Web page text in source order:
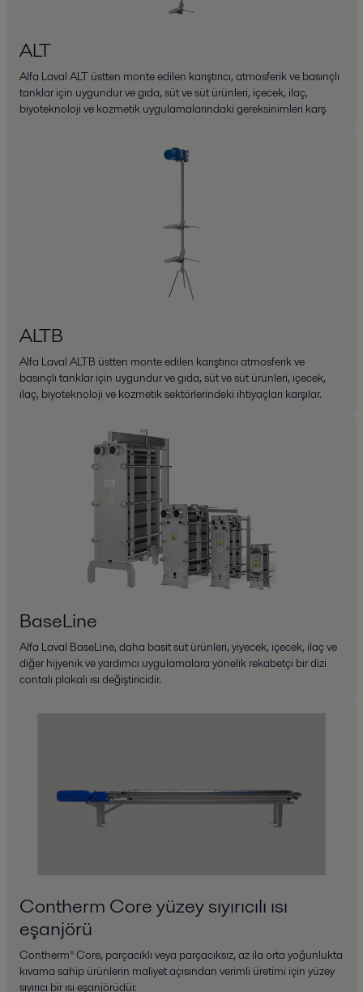
ALT
Alfa Laval ALT üstten monte edilen karıştırıcı, atmosferik ve basınçlı
tanklar için uygundur ve gıda, süt ve süt ürünleri, içecek, ilaç,
biyoteknoloji ve kozmetik uygulamalarındaki gereksinimleri karş
ALTB
Alfa Laval ALTB üstten monte edilen karıştırıcı atmosferik ve
basınçlı tanklar için uygundur ve gıda, süt ve süt ürünleri, içecek,
ilaç, biyoteknoloji ve kozmetik sektörlerindeki ihtiyaçları karşılar.
BaseLine
Alfa Laval BaseLine, daha basit süt ürünleri, yiyecek, içecek, ilaç ve
diğer hijyenik ve yardımcı uygulamalara yönelik rekabetçi bir dizi
contalı plakalı ısı değiştiricidir.
Contherm Core yüzey sıyırıcılı ısı
eşanjörü
Contherm® Core, parçacıklı veya parçacıksız, az ila orta yoğunlukta
kıvama sahip ürünlerin maliyet açısından verimli üretimi için yüzey
sıyırıcı bir ısı eşanjörüdür.